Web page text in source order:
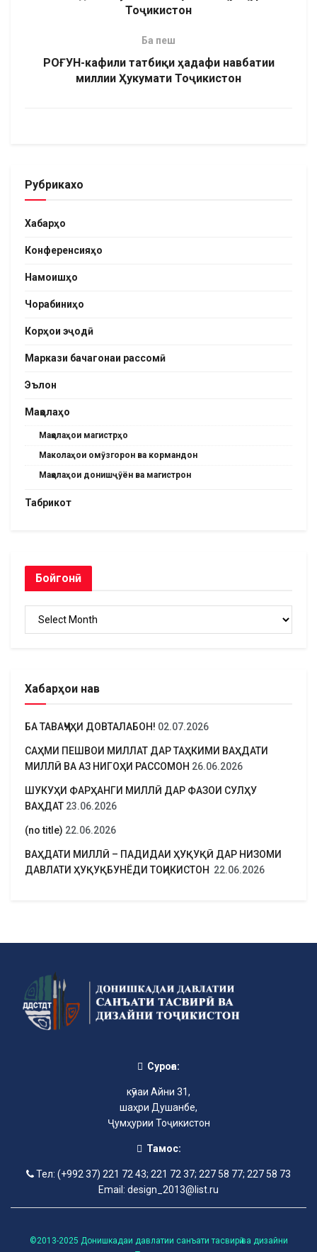
Тоҷикистон
Ба пеш
РОҒУН-кафили татбиқи ҳадафи навбатии
миллии Ҳукумати Тоҷикистон
Рубрикахо
Хабарҳо
Конференсияҳо
Намоишҳо
Чорабиниҳо
Корҳои эҷодӣ
Маркази бачагонаи рассомӣ
Эълон
Мақолаҳо
Мақолаҳои магистрҳо
Маколаҳои омӯзгорон ва кормандон
Мақолаҳои донишҷӯён ва магистрон
Табрикот
Бойгонӣ
Хабарҳои нав
БА ТАВАҶҶУҲИ ДОВТАЛАБОН! 02.07.2026
САҲМИ ПЕШВОИ МИЛЛАТ ДАР ТАҲКИМИ ВАҲДАТИ
МИЛЛӢ ВА АЗ НИГОҲИ РАССОМОН 26.06.2026
ШУКУҲИ ФАРҲАНГИ МИЛЛӢ ДАР ФАЗОИ СУЛҲУ
ВАҲДАТ 23.06.2026
(no title) 22.06.2026
ВАҲДАТИ МИЛЛӢ – ПАДИДАИ ҲУҚУҚӢ ДАР НИЗОМИ
ДАВЛАТИ ҲУҚУҚБУНЁДИ ТОҶИКИСТОН 22.06.2026
Суроға:
кӯчаи Айни 31,
шаҳри Душанбе,
Ҷумҳурии Тоҷикистон
Тамос:
Тел: (+992 37) 221 72 43; 221 72 37; 227 58 77; 227 58 73
Email: design_2013@list.ru
©2013-2025 Донишкадаи давлатии санъати тасвирӣ ва дизайни